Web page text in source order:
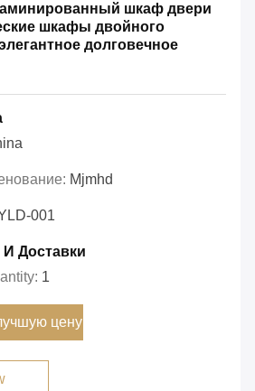
шкаф двери
шкафы двойного
долговечное
Mjmhd
001
Доставки
1
цену